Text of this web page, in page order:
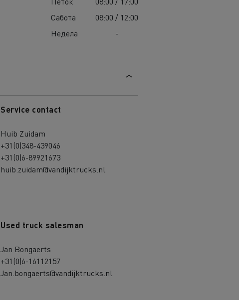
Сабота
08:00 / 12:00
Недела
-
Service contact
Huib Zuidam
+31(0)348-439046
+31(0)6-89921673
huib.zuidam@vandijktrucks.nl
Used truck salesman
Jan Bongaerts
+31(0)6-16112157
Jan.bongaerts@vandijktrucks.nl